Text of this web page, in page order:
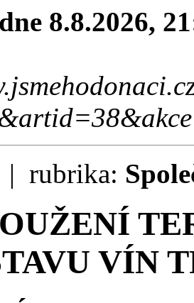
8.8.2026,
| rubrika:
VÍN